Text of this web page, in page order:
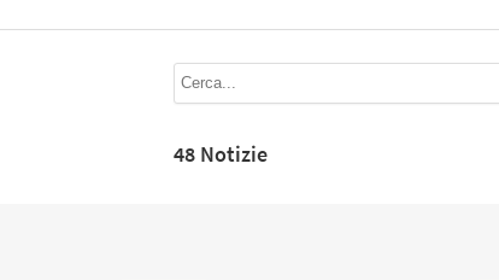
48 Notizie